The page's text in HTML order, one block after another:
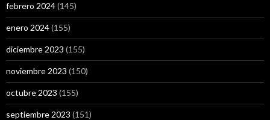
febrero 2024(145)
enero 2024(155)
diciembre 2023 (155)
noviembre 2023 (150)
octubre 2023 (155)
septiembre 2023 (151)